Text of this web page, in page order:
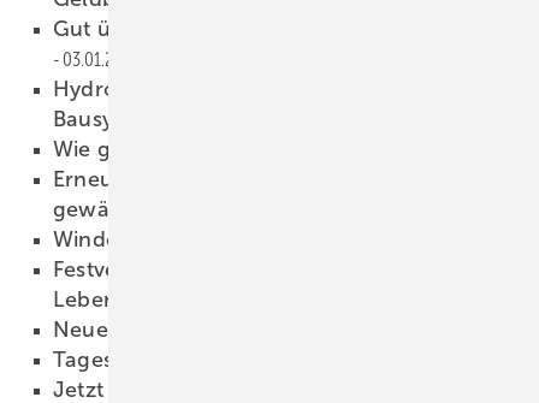
Gut überdacht läßt es sich tafeln
03.01.2023
Hydro (Wicona) übernimmt die Hueck
Bausystem e
Wie g eht „Führen“ heute?
Erneut zum „Arb eitgeber der Zukunft“
gewählt
Window Day im Window-Valley
F estverglasungen für das moderne
Lebensgefühl
Neuer CSP-Partner in Detmold
Tageslicht im Überfluss
Jetzt bre chen wir mit einer langen Tradition